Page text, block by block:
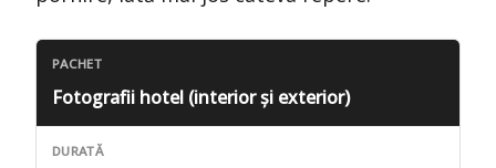
Fotografii hotel (interior și exterior)